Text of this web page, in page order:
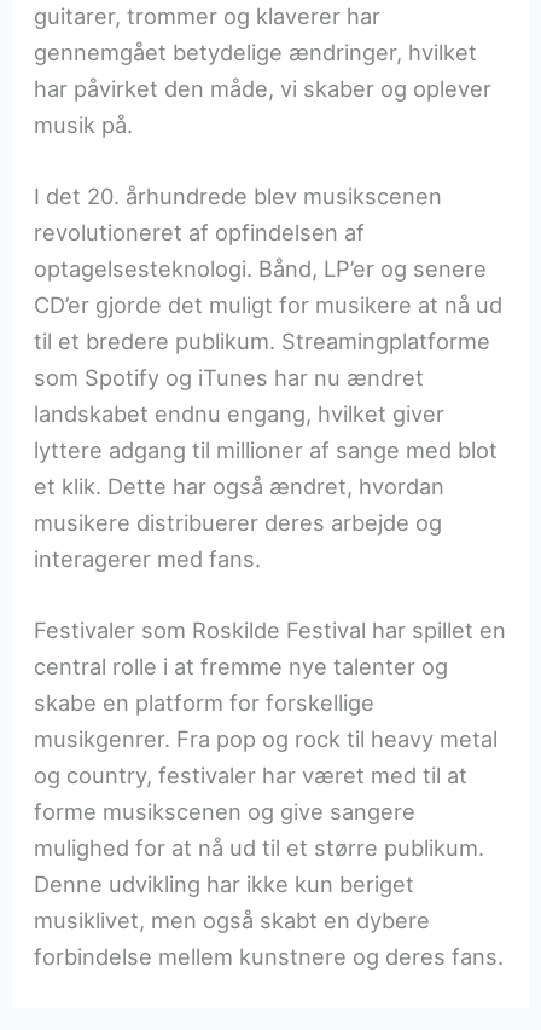
guitarer, trommer og klaverer har
gennemgået betydelige ændringer, hvilket
har påvirket den måde, vi skaber og oplever
musik på.
I det 20. århundrede blev musikscenen
revolutioneret af opfindelsen af
optagelsesteknologi. Bånd, LP’er og senere
CD’er gjorde det muligt for musikere at nå ud
til et bredere publikum. Streamingplatforme
som Spotify og iTunes har nu ændret
landskabet endnu engang, hvilket giver
lyttere adgang til millioner af sange med blot
et klik. Dette har også ændret, hvordan
musikere distribuerer deres arbejde og
interagerer med fans.
Festivaler som Roskilde Festival har spillet en
central rolle i at fremme nye talenter og
skabe en platform for forskellige
musikgenrer. Fra pop og rock til heavy metal
og country, festivaler har været med til at
forme musikscenen og give sangere
mulighed for at nå ud til et større publikum.
Denne udvikling har ikke kun beriget
musiklivet, men også skabt en dybere
forbindelse mellem kunstnere og deres fans.